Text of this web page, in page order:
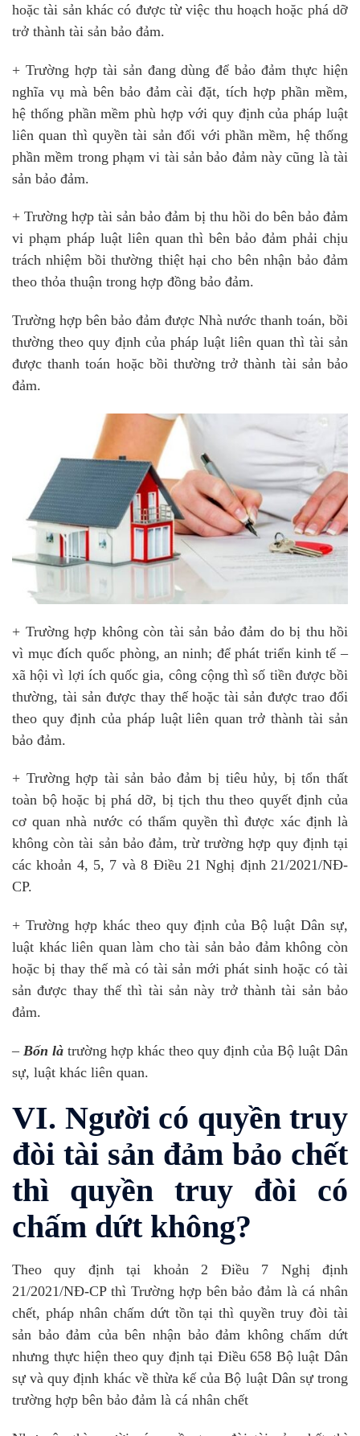
hoặc tài sản khác có được từ việc thu hoạch hoặc phá dỡ
trở thành tài sản bảo đảm.
+ Trường hợp tài sản đang dùng để bảo đảm thực hiện
nghĩa vụ mà bên bảo đảm cài đặt, tích hợp phần mềm,
hệ thống phần mềm phù hợp với quy định của pháp luật
liên quan thì quyền tài sản đối với phần mềm, hệ thống
phần mềm trong phạm vi tài sản bảo đảm này cũng là tài
sản bảo đảm.
+ Trường hợp tài sản bảo đảm bị thu hồi do bên bảo đảm
vi phạm pháp luật liên quan thì bên bảo đảm phải chịu
trách nhiệm bồi thường thiệt hại cho bên nhận bảo đảm
theo thỏa thuận trong hợp đồng bảo đảm.
Trường hợp bên bảo đảm được Nhà nước thanh toán, bồi
thường theo quy định của pháp luật liên quan thì tài sản
được thanh toán hoặc bồi thường trở thành tài sản bảo
đảm.
+ Trường hợp không còn tài sản bảo đảm do bị thu hồi
vì mục đích quốc phòng, an ninh; để phát triển kinh tế –
xã hội vì lợi ích quốc gia, công cộng thì số tiền được bồi
thường, tài sản được thay thế hoặc tài sản được trao đổi
theo quy định của pháp luật liên quan trở thành tài sản
bảo đảm.
+ Trường hợp tài sản bảo đảm bị tiêu hủy, bị tổn thất
toàn bộ hoặc bị phá dỡ, bị tịch thu theo quyết định của
cơ quan nhà nước có thẩm quyền thì được xác định là
không còn tài sản bảo đảm, trừ trường hợp quy định tại
các khoản 4, 5, 7 và 8 Điều 21 Nghị định 21/2021/NĐ-
CP.
+ Trường hợp khác theo quy định của Bộ luật Dân sự,
luật khác liên quan làm cho tài sản bảo đảm không còn
hoặc bị thay thế mà có tài sản mới phát sinh hoặc có tài
sản được thay thế thì tài sản này trở thành tài sản bảo
đảm.
– Bốn là trường hợp khác theo quy định của Bộ luật Dân
sự, luật khác liên quan.
VI. Người có quyền truy
đòi tài sản đảm bảo chết
thì quyền truy đòi có
chấm dứt không?
Theo quy định tại khoản 2 Điều 7 Nghị định
21/2021/NĐ-CP thì Trường hợp bên bảo đảm là cá nhân
chết, pháp nhân chấm dứt tồn tại thì quyền truy đòi tài
sản bảo đảm của bên nhận bảo đảm không chấm dứt
nhưng thực hiện theo quy định tại Điều 658 Bộ luật Dân
sự và quy định khác về thừa kế của Bộ luật Dân sự trong
trường hợp bên bảo đảm là cá nhân chết